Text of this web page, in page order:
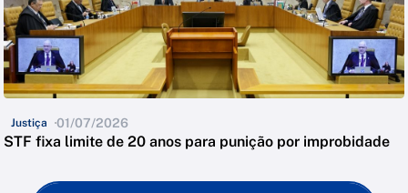
Justiça 01/07/2026
STF fixa limite de 20 anos para punição por improbidade